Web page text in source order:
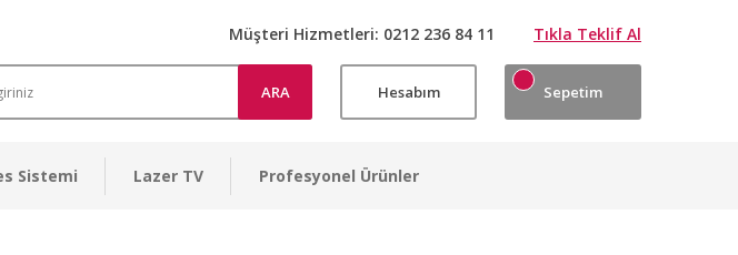
Müşteri Hizmetleri: 0212 236 84 11 Tıkla Teklif Al
ARA Hesabım Sepetim
Sistemi Lazer TV Profesyonel Ürünler